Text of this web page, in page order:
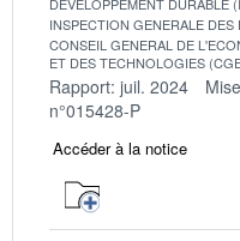
INSPECTION GENERALE
CONSEIL GENERAL DE
ET DES TECHNOLOGIES
Rapport: juil. 2024
n°015428-P
Accéder à la notice